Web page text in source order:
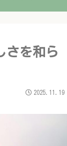
さを和ら
2025.11.19